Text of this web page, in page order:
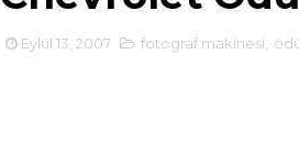
Eylül 13, 2007 fotograf makinesi